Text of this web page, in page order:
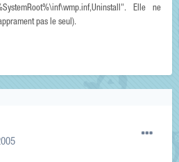
Elle ne
pas le seul).